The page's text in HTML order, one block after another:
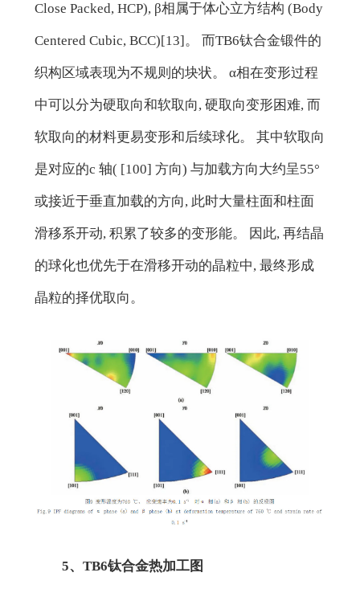
Close Packed, HCP), β相属于体心立方结构 (Body
Centered Cubic, BCC)[13]。 而TB6钛合金锻件的
织构区域表现为不规则的块状。 α相在变形过程
中可以分为硬取向和软取向, 硬取向变形困难, 而
软取向的材料更易变形和后续球化。 其中软取向
是对应的c 轴( [100] 方向) 与加载方向大约呈55°
或接近于垂直加载的方向, 此时大量柱面和柱面
滑移系开动, 积累了较多的变形能。 因此, 再结晶
的球化也优先于在滑移开动的晶粒中, 最终形成
晶粒的择优取向。
5、TB6钛合金热加工图